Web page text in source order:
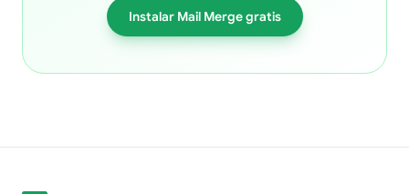
Instalar Mail Merge gratis